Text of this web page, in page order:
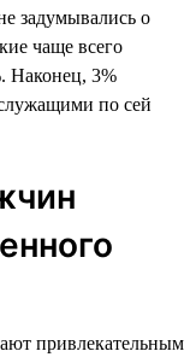
задумывались о
чаще всего
Наконец, 3%
по сей
привлекательным